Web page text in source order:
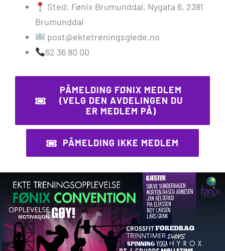
Sted: Fønix Brumunddal, Nygata 6, 2381
Brumunddal
post@ektetreningsglede.no
62 36 80 00
PÅMELDING FØNIX MEDLEM
(VELG DEN AVDELINGEN DU
ER MEDLEM PÅ)
PÅMELDING IKKE MEDLEM